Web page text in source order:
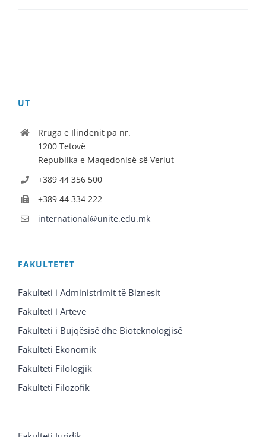
UT
Rruga e Ilindenit pa nr.
1200 Tetovë
Republika e Maqedonisë së Veriut
+389 44 356 500
+389 44 334 222
international@unite.edu.mk
FAKULTETET
Fakulteti i Administrimit të Biznesit
Fakulteti i Arteve
Fakulteti i Bujqësisë dhe Bioteknologjisë
Fakulteti Ekonomik
Fakulteti Filologjik
Fakulteti Filozofik